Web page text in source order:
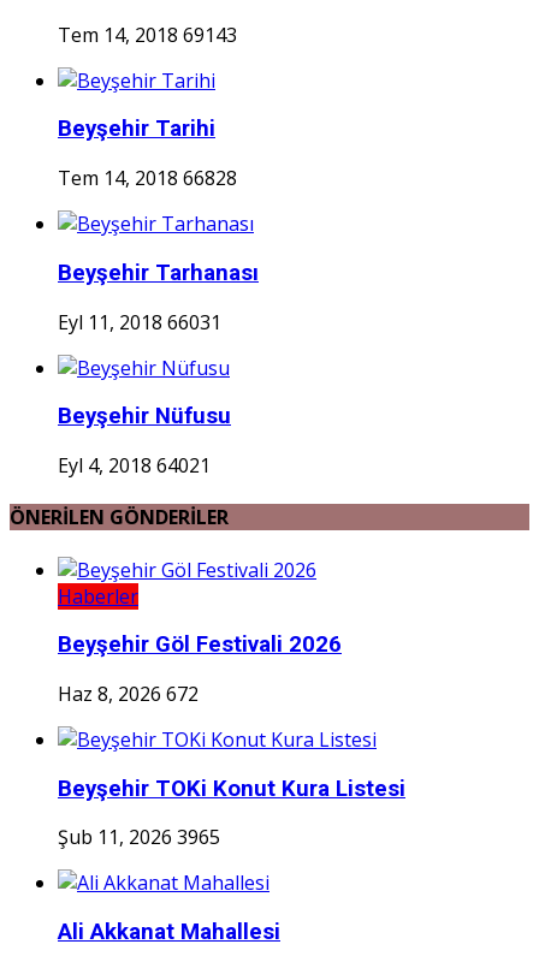
Tem 14, 2018 69143
Beyşehir Tarihi
Tem 14, 2018 66828
Beyşehir Tarhanası
Eyl 11, 2018 66031
Beyşehir Nüfusu
Eyl 4, 2018 64021
ÖNERİLEN GÖNDERİLER
Haberler
Beyşehir Göl Festivali 2026
Haz 8, 2026 672
Beyşehir TOKi Konut Kura Listesi
Şub 11, 2026 3965
Ali Akkanat Mahallesi